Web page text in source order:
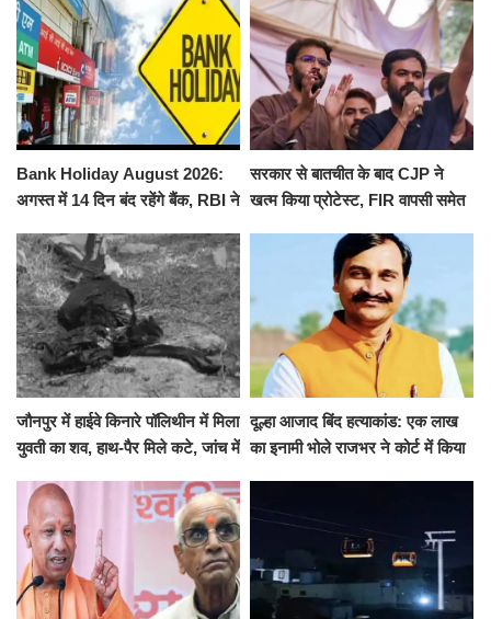
निलंबित
जलाभिषेक
Bank Holiday August 2026:
अगस्त में 14 दिन बंद रहेंगे बैंक, RBI ने
सरकार से बातचीत के बाद CJP ने
खत्म किया प्रोटेस्ट, FIR वापसी समेत
जौनपुर में हाईवे किनारे पॉलिथीन में मिला
युवती का शव, हाथ-पैर मिले कटे, जांच में
दूल्हा आजाद बिंद हत्याकांड: एक लाख
का इनामी भोले राजभर ने कोर्ट में किया